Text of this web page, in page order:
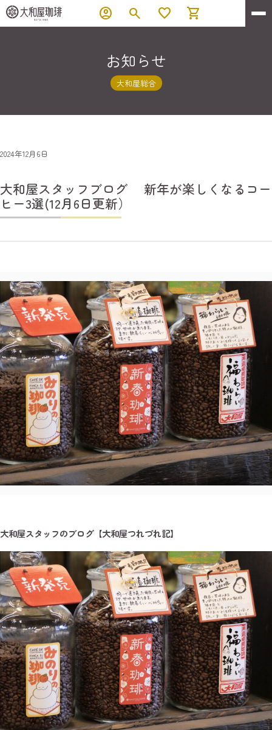
account_circle search favorite shopping_cart
お知らせ
大和屋総合
2024年12月6日
大和屋スタッフブログ 新年が楽しくなるコー
ヒー3選(12月6日更新）
大和屋スタッフのブログ【大和屋つれづれ記】